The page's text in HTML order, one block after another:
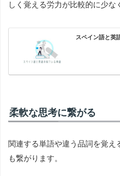
しく覚える労力が比較的に少な
スペイン語と英
柔軟な思考に繋がる
関連する単語や違う品詞を覚え
も繋がります。